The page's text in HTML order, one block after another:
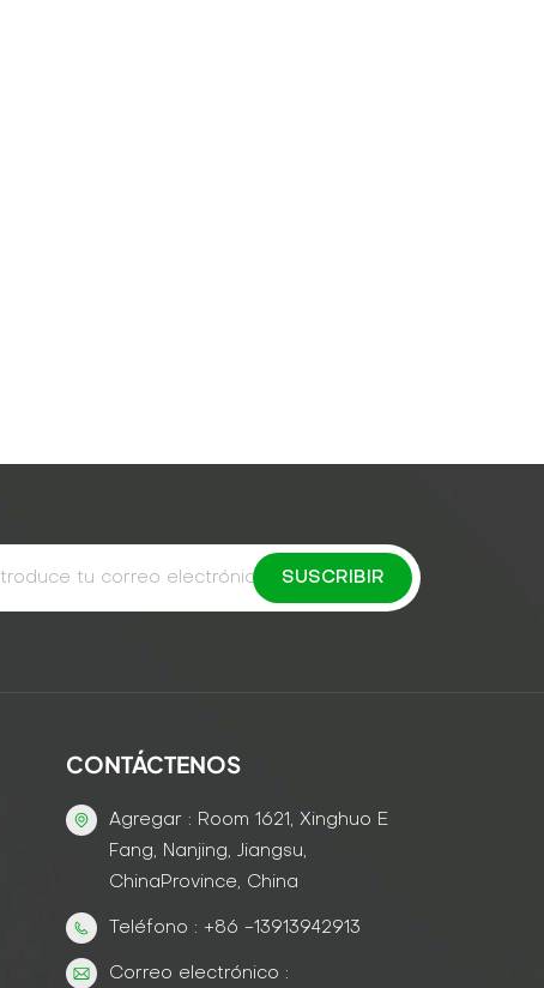
CONTÁCTENOS
Agregar : Room 1621, Xinghuo E
Fang, Nanjing, Jiangsu,
ChinaProvince, China
Teléfono : +86 -13913942913
Correo electrónico :